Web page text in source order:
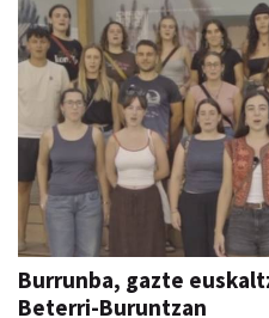
Burrunba, gazte
Beterri-Buruntzan
Aiurri abu 07, 07:00 URNIETA